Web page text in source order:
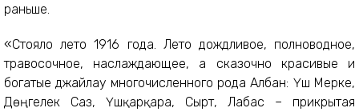
раньше.
«Стояло лето 1916 года. Лето дождливое, полноводное,
травосочное, наслаждающее, а сказочно красивые и
богатые джайлау многочисленного рода Албан: Үш Мерке,
Дөңгелек Саз, Үшқарқара, Сырт, Лабас – прикрытая